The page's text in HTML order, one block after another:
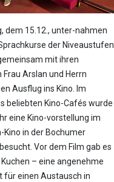
dem 15.12., unter-nahmen
der Niveaustufen
mit ihren
Frau Arslan und Herrn
Ausflug ins Kino. Im
beliebten Kino-Cafés wurde
eine Kino-vorstellung im
Kino in der Bochumer
Vor dem Film gab es
– eine angenehme
für einen Austausch in